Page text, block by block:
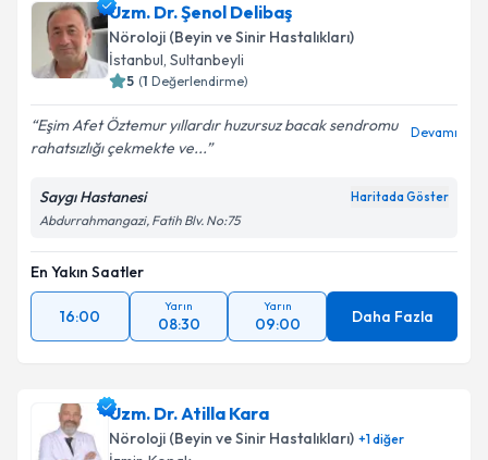
Uzm. Dr. Şenol Delibaş
Nöroloji (Beyin ve Sinir Hastalıkları)
İstanbul, Sultanbeyli
5 (1 Değerlendirme)
Eşim Afet Öztemur yıllardır huzursuz bacak sendromu
rahatsızlığı çekmekte ve...
Devamı
Saygı Hastanesi Haritada Göster
Abdurrahmangazi, Fatih Blv. No:75
En Yakın Saatler
16:00
Yarın
08:30
Yarın
09:00 Daha Fazla
Uzm. Dr. Atilla Kara
Nöroloji (Beyin ve Sinir Hastalıkları) +1diğer